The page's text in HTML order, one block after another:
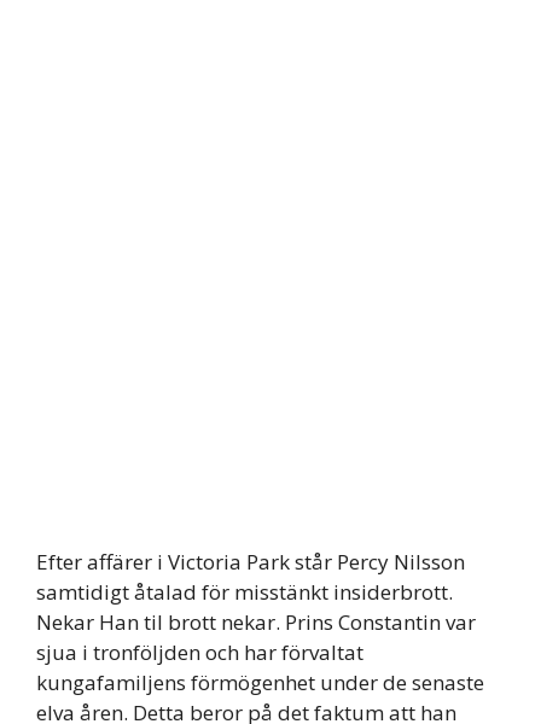
Efter affärer i Victoria Park står Percy Nilsson
samtidigt åtalad för misstänkt insiderbrott.
Nekar Han til brott nekar. Prins Constantin var
sjua i tronföljden och har förvaltat
kungafamiljens förmögenhet under de senaste
elva åren. Detta beror på det faktum att han